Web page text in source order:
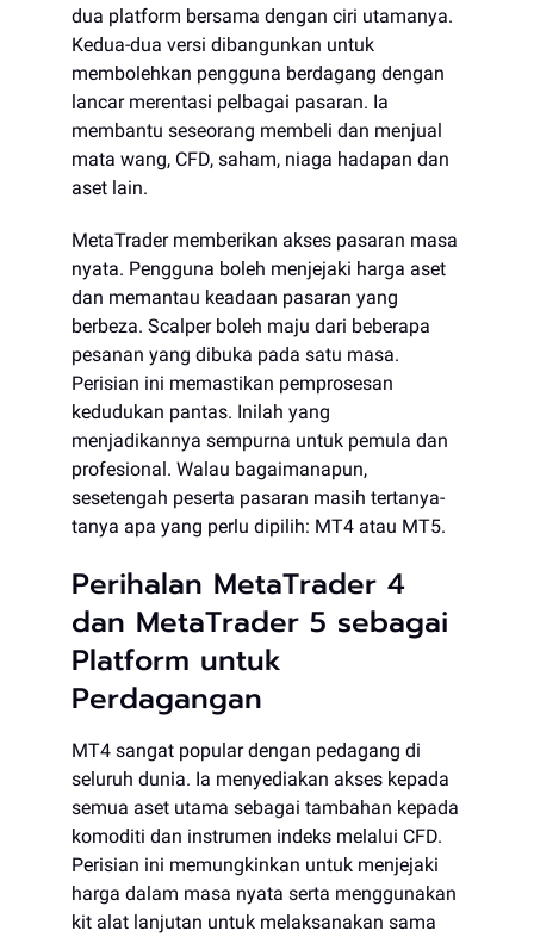
dua platform bersama dengan ciri utamanya.
Kedua-dua versi dibangunkan untuk
membolehkan pengguna berdagang dengan
lancar merentasi pelbagai pasaran. Ia
membantu seseorang membeli dan menjual
mata wang, CFD, saham, niaga hadapan dan
aset lain.
MetaTrader memberikan akses pasaran masa
nyata. Pengguna boleh menjejaki harga aset
dan memantau keadaan pasaran yang
berbeza. Scalper boleh maju dari beberapa
pesanan yang dibuka pada satu masa.
Perisian ini memastikan pemprosesan
kedudukan pantas. Inilah yang
menjadikannya sempurna untuk pemula dan
profesional. Walau bagaimanapun,
sesetengah peserta pasaran masih tertanya-
tanya apa yang perlu dipilih: MT4 atau MT5.
Perihalan MetaTrader 4
dan MetaTrader 5 sebagai
Platform untuk
Perdagangan
MT4 sangat popular dengan pedagang di
seluruh dunia. Ia menyediakan akses kepada
semua aset utama sebagai tambahan kepada
komoditi dan instrumen indeks melalui CFD.
Perisian ini memungkinkan untuk menjejaki
harga dalam masa nyata serta menggunakan
kit alat lanjutan untuk melaksanakan sama